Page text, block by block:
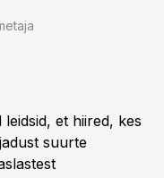
et hiired, kes
suurte